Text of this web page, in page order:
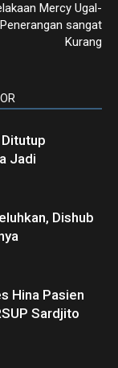
Mercy Ugal-
sangat
Kurang
Jadi
Dishub
Hina Pasien
Sardjito